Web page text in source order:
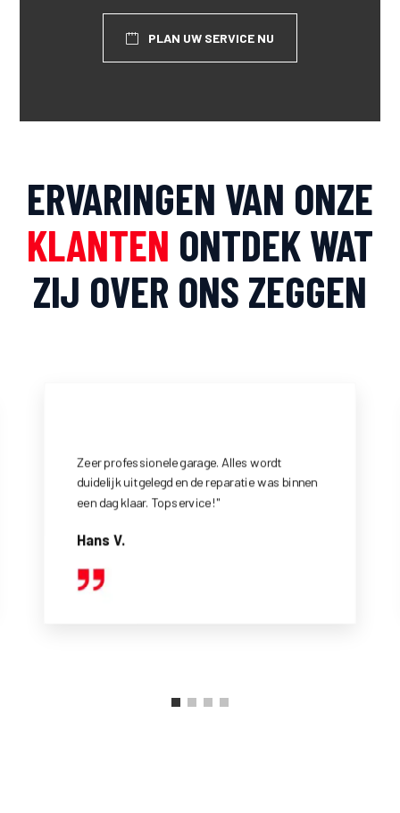
PLAN UW SERVICE NU
ERVARINGEN VAN ONZE
KLANTEN ONTDEK WAT
ZIJ OVER ONS ZEGGEN
professionele garage. Alles wordt
uitgelegd en de reparatie was binnen
dag klaar. Topservice!"